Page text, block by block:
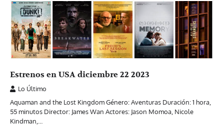
Estrenos en USA diciembre 22 2023
Lo Último
Aquaman and the Lost Kingdom Género: Aventuras Duración: 1 hora,
55 minutos Director: James Wan Actores: Jason Momoa, Nicole
Kindman,…